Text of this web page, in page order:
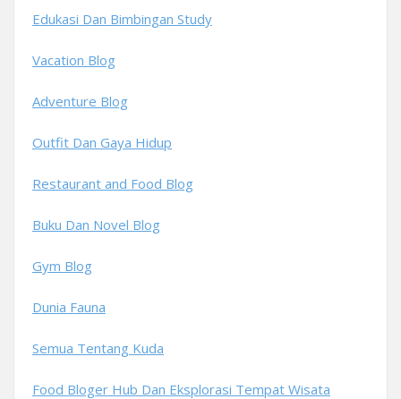
Edukasi Dan Bimbingan Study
Vacation Blog
Adventure Blog
Outfit Dan Gaya Hidup
Restaurant and Food Blog
Buku Dan Novel Blog
Gym Blog
Dunia Fauna
Semua Tentang Kuda
Food Bloger Hub Dan Eksplorasi Tempat Wisata